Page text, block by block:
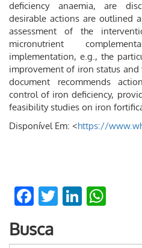
deficiency anaemia, are
desirable actions are outlined
assessment of the
micronutrient
implementation, e.g., the
improvement of iron status
document recommends
control of iron deficiency,
feasibility studies on iron
Disponível Em: <https://
Facebook
Twitter
Busca